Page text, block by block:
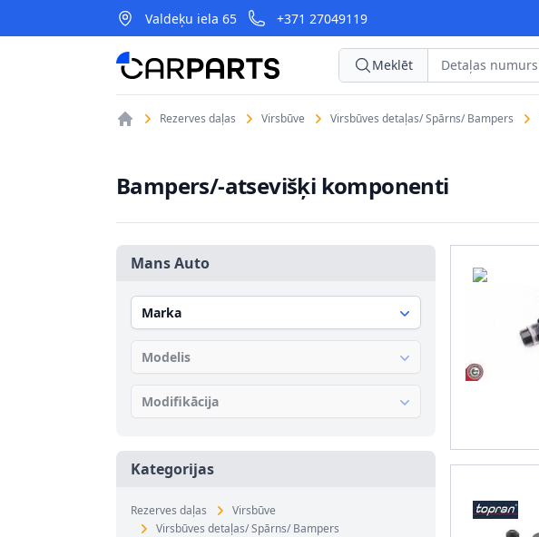
Valdeķu iela 65 +371 27049119
CarParts Meklēt
Rezerves daļas Virsbūve Virsbūves detaļas/ Spārns/ Bampers
Bampers/-atsevišķi komponenti
Mans Auto
Marka
Modelis
Modifikācija
Kategorijas
Rezerves daļas
Virsbūve
Virsbūves detaļas/ Spārns/ Bampers